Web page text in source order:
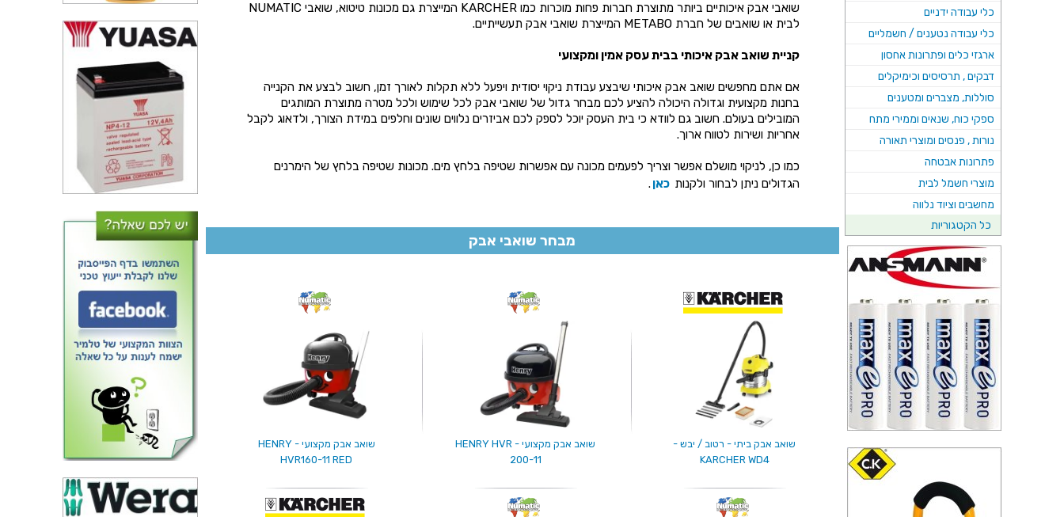
שואבי אבק איכותיים ביותר מתוצרת חברות פחות מוכרות כמו KARCHER המייצרת גם מכונות טיטוא, שואבי NUMATIC
לבית או שואבים של חברת METABO המייצרת שואבי אבק תעשייתיים.
קניית שואב אבק איכותי בבית עסק אמין ומקצועי
אם אתם מחפשים שואב אבק איכותי שיבצע עבודת ניקוי יסודית ויפעל ללא תקלות לאורך זמן, חשוב לבצע את הקנייה
בחנות מקצועית וגדולה היכולה להציע לכם מבחר גדול של שואבי אבק לכל שימוש ולכל מטרה מתוצרת המותגים
המובילים בעולם. חשוב גם לוודא כי בית העסק יוכל לספק לכם אביזרים נלווים שונים וחלפים במידת הצורך, ולדאוג לקבל
אחריות ושירות לטווח ארוך.
כמו כן, לניקוי מושלם אפשר וצריך לפעמים מכונה עם אפשרות שטיפה בלחץ מים. מכונות שטיפה בלחץ של הימרנים
הגדולים ניתן לבחור ולקנות כאן.
מבחר שואבי אבק
שואב אבק ביתי - רטוב / יבש -
KARCHER WD4
שואב אבק מקצועי - HENRY HVR
200-11
שואב אבק מקצועי - HENRY
HVR160-11 RED
כלי עבודה ידניים
כלי עבודה נטענים / חשמליים
ארגזי כלים ופתרונות אחסון
דבקים , תרסיסים וכימיקלים
סוללות, מצברים ומטענים
ספקי כוח, שנאים וממירי מתח
נורות , פנסים ומוצרי תאורה
פתרונות אבטחה
מוצרי חשמל לבית
מחשבים וציוד נלווה
כל הקטגוריות